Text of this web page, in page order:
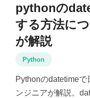
pythonの
する方法に
が解説
Python
Pythonのdatetime
ンジニアが解説。